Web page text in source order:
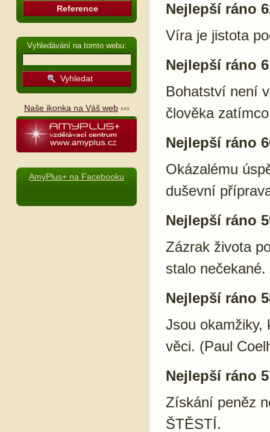
Reference
Vyhledávání na tomto webu:
Naše ikonka na Váš web ›››
AmyPlus+ na Facebooku
Nejlepší ráno
Víra je jistota
Nejlepší ráno
Bohatství není
člověka
Nejlepší ráno
Okázalému
duševní
Nejlepší ráno
Zázrak života
stalo nečekané.
Nejlepší ráno
Jsou okamžiky,
věci. (Paul
Nejlepší ráno
Získání peněz
ŠTĚSTÍ.